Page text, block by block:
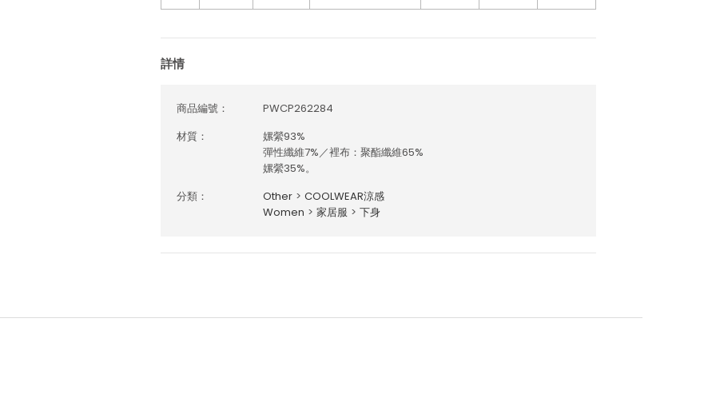
詳情
商品編號：
PWCP262284
材質：
嫘縈93%
彈性纖維7%／裡布：聚酯纖維65%
嫘縈35%。
分類：
Other > COOLWEAR涼感
Women > 家居服 > 下身